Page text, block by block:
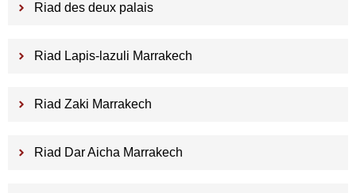
Riad des deux palais
Riad Lapis-lazuli Marrakech
Riad Zaki Marrakech
Riad Dar Aicha Marrakech